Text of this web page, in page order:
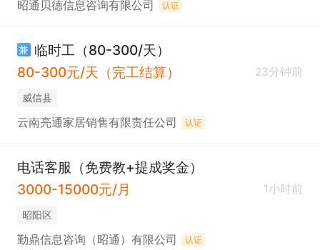
昭通贝德信息咨询有限公司 认证
兼 临时工（80-300/天）
80-300元/天（完工结算）
23分钟前
威信县
云南亮通家居销售有限责任公司 认证
电话客服（免费教+提成奖金）
3000-15000元/月
1小时前
昭阳区
勤鼎信息咨询（昭通）有限公司 认证